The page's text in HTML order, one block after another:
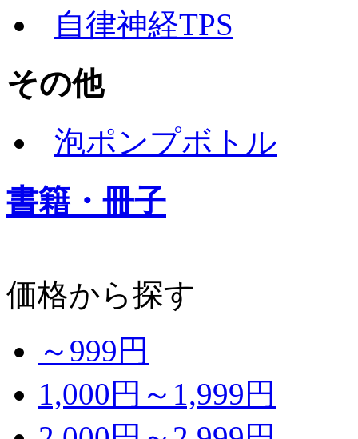
自律神経TPS
その他
泡ポンプボトル
書籍・冊子
価格から探す
～999円
1,000円～1,999円